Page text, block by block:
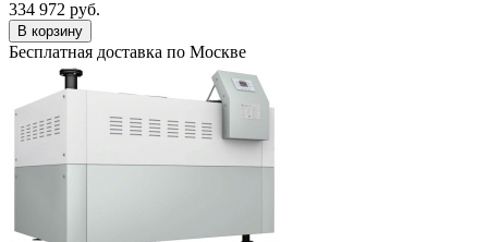
334 972 руб.
В корзину
Бесплатная доставка по Москве